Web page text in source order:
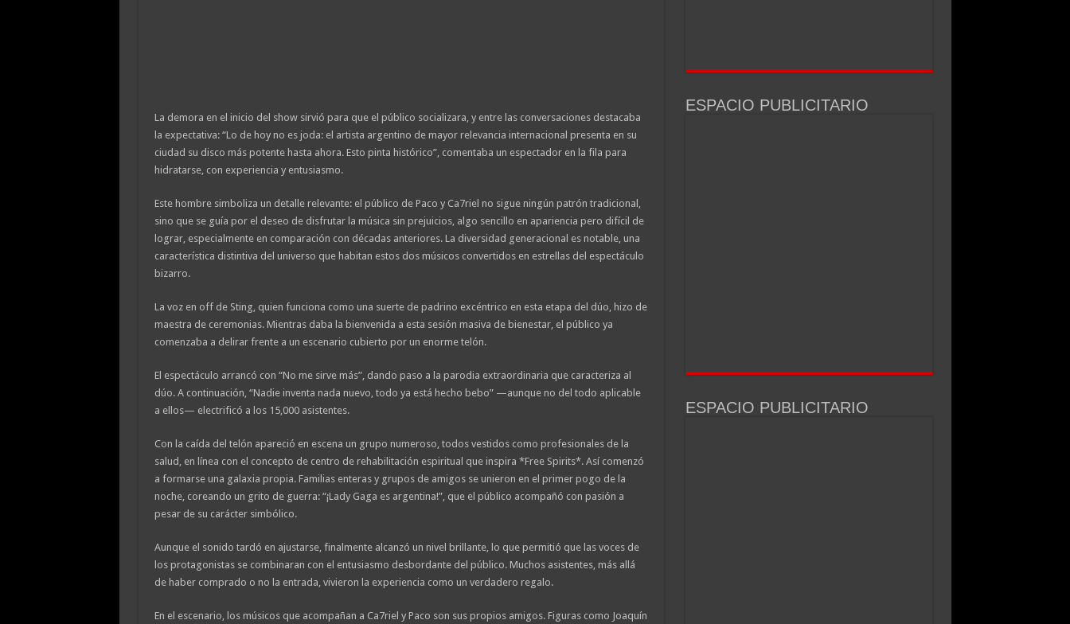
La demora en el inicio del show sirvió para que el público socializara, y entre las conversaciones destacaba
la expectativa: “Lo de hoy no es joda: el artista argentino de mayor relevancia internacional presenta en su
ciudad su disco más potente hasta ahora. Esto pinta histórico”, comentaba un espectador en la fila para
hidratarse, con experiencia y entusiasmo.
Este hombre simboliza un detalle relevante: el público de Paco y Ca7riel no sigue ningún patrón tradicional,
sino que se guía por el deseo de disfrutar la música sin prejuicios, algo sencillo en apariencia pero difícil de
lograr, especialmente en comparación con décadas anteriores. La diversidad generacional es notable, una
característica distintiva del universo que habitan estos dos músicos convertidos en estrellas del espectáculo
bizarro.
La voz en off de Sting, quien funciona como una suerte de padrino excéntrico en esta etapa del dúo, hizo de
maestra de ceremonias. Mientras daba la bienvenida a esta sesión masiva de bienestar, el público ya
comenzaba a delirar frente a un escenario cubierto por un enorme telón.
El espectáculo arrancó con “No me sirve más”, dando paso a la parodia extraordinaria que caracteriza al
dúo. A continuación, “Nadie inventa nada nuevo, todo ya está hecho bebo” —aunque no del todo aplicable
a ellos— electrificó a los 15,000 asistentes.
Con la caída del telón apareció en escena un grupo numeroso, todos vestidos como profesionales de la
salud, en línea con el concepto de centro de rehabilitación espiritual que inspira *Free Spirits*. Así comenzó
a formarse una galaxia propia. Familias enteras y grupos de amigos se unieron en el primer pogo de la
noche, coreando un grito de guerra: “¡Lady Gaga es argentina!”, que el público acompañó con pasión a
pesar de su carácter simbólico.
Aunque el sonido tardó en ajustarse, finalmente alcanzó un nivel brillante, lo que permitió que las voces de
los protagonistas se combinaran con el entusiasmo desbordante del público. Muchos asistentes, más allá
de haber comprado o no la entrada, vivieron la experiencia como un verdadero regalo.
En el escenario, los músicos que acompañan a Ca7riel y Paco son sus propios amigos. Figuras como Joaquín
ESPACIO PUBLICITARIO
ESPACIO PUBLICITARIO